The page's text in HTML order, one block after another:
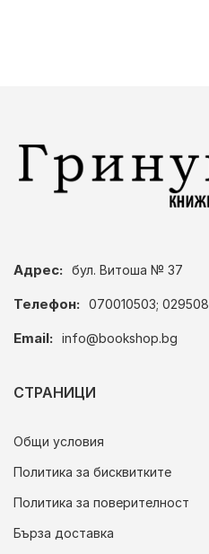
Адрес: бул. Витоша № 37
Телефон: 070010503;
Email: info@bookshop.bg
СТРАНИЦИ
Общи условия
Политика за бисквитките
Политика за поверителност
Бърза доставка